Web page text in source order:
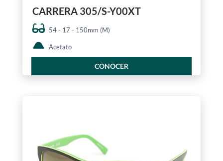
CARRERA 305/S-Y00XT
54 - 17 - 150mm (M)
Acetato
CONOCER